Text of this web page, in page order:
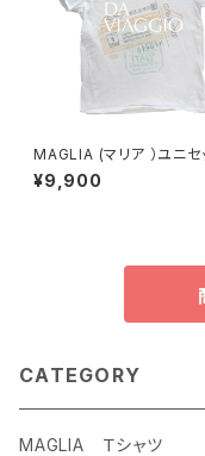
MAGLIA (マリア ）ユニセ
Ｔシャツ Ｔ-7008
¥9,900
CATEGORY
MAGLIA Ｔシャツ